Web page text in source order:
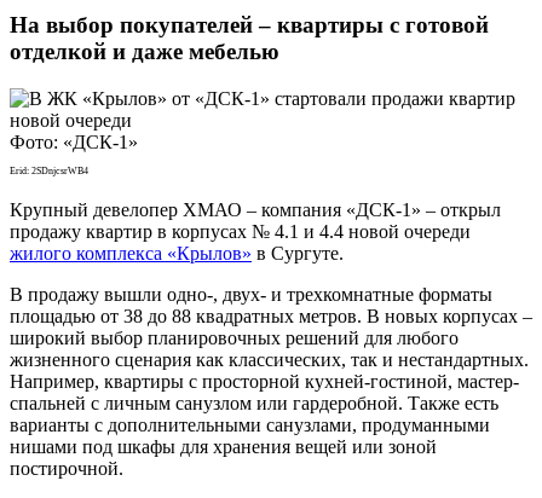
На выбор покупателей – квартиры с готовой
отделкой и даже мебелью
Фото: «ДСК-1»
Erid: 2SDnjcsrWB4
Крупный девелопер ХМАО – компания «ДСК-1» – открыл
продажу квартир в корпусах № 4.1 и 4.4 новой очереди
жилого комплекса «Крылов» в Сургуте.
В продажу вышли одно-, двух- и трехкомнатные форматы
площадью от 38 до 88 квадратных метров. В новых корпусах –
широкий выбор планировочных решений для любого
жизненного сценария как классических, так и нестандартных.
Например, квартиры с просторной кухней-гостиной, мастер-
спальней с личным санузлом или гардеробной. Также есть
варианты с дополнительными санузлами, продуманными
нишами под шкафы для хранения вещей или зоной
постирочной.